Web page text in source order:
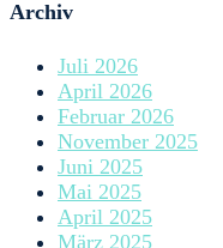
Archiv
Juli 2026
April 2026
Februar 2026
November 2025
Juni 2025
Mai 2025
April 2025
März 2025